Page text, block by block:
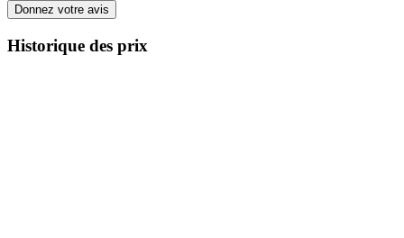
Donnez votre avis
Historique des prix